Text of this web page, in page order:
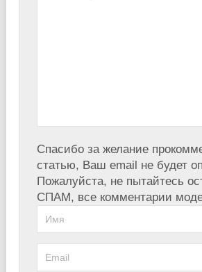
Спасибо за желание
статью, Ваш email не будет
Пожалуйста, не пытайтесь
СПАМ, все комментарии